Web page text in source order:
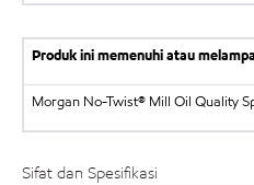
Produk ini memenuhi atau
Morgan No-Twist® Mill Oil Quality
Sifat dan Spesifikasi